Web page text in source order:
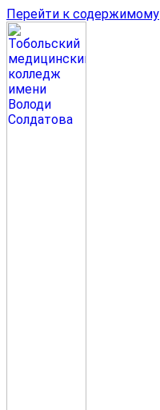
Перейти к содержимому